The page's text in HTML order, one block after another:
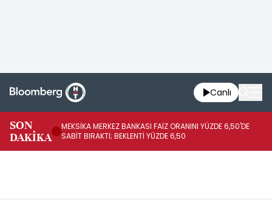
Canlı
SON
DAKİKA
MEKSİKA MERKEZ BANKASI FAİZ ORANINI YÜZDE 6,50'DE
SABİT BIRAKTI; BEKLENTİ YÜZDE 6,50